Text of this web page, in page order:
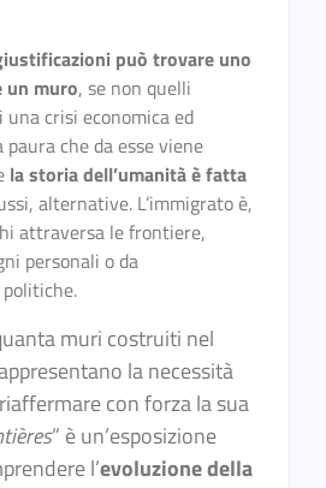
può trovare uno
un muro, se non quelli
crisi economica ed
che da esse viene
la storia dell’umanità è fatta
alternative. L’immigrato è,
attraversa le frontiere,
personali o da
muri costruiti nel
la necessità
con forza la sua
” è un’esposizione
l’evoluzione della